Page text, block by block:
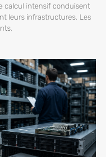
calcul intensif conduisent
leurs infrastructures. Les